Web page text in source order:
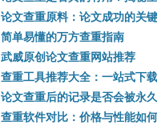
论文查重原料：论文成功的关
简单易懂的万方查重指南
武威原创论文查重网站推荐
查重工具推荐大全：一站式下
论文查重后的记录是否会被永
查重软件对比：价格与性能如